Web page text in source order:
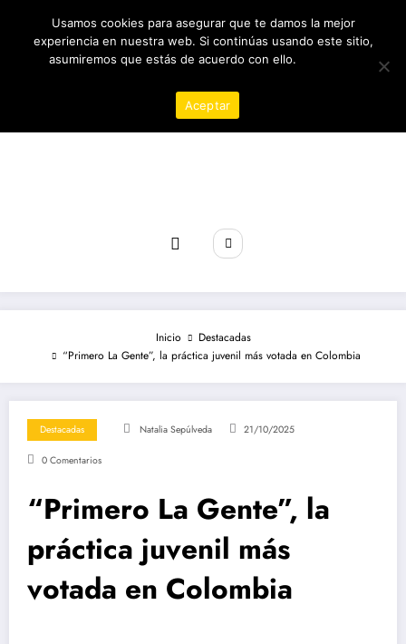
contenido
06/08/2026 7:15:54 AM
Inicio
Destacadas
“Primero La Gente”, la práctica juvenil más votada en Colombia
Destacadas Natalia Sepúlveda 21/10/2025
0 Comentarios
“Primero La Gente”, la
práctica juvenil más
votada en Colombia
Usamos cookies para asegurar que te damos la mejor
experiencia en nuestra web. Si continúas usando este sitio,
asumiremos que estás de acuerdo con ello.
Aceptar